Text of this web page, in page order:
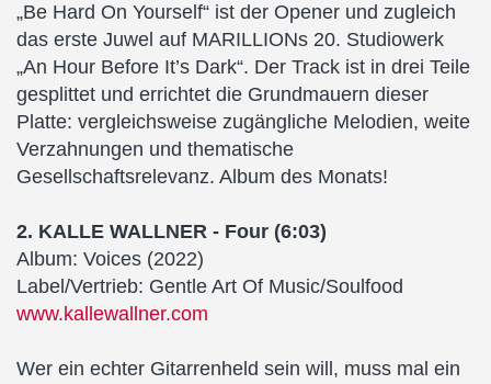
„Be Hard On Yourself“ ist der Opener und zugleich
das erste Juwel auf MARILLIONs 20. Studiowerk
„An Hour Before It’s Dark“. Der Track ist in drei Teile
gesplittet und errichtet die Grundmauern dieser
Platte: vergleichsweise zugängliche Melodien, weite
Verzahnungen und thematische
Gesellschaftsrelevanz. Album des Monats!
2. KALLE WALLNER - Four (6:03)
Album: Voices (2022)
Label/Vertrieb: Gentle Art Of Music/Soulfood
www.kallewallner.com
Wer ein echter Gitarrenheld sein will, muss mal ein